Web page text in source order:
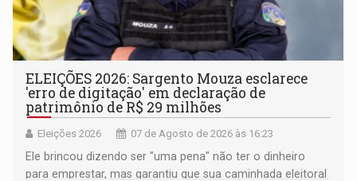
ELEIÇÕES 2026: Sargento Mouza esclarece
'erro de digitação' em declaração de
patrimônio de R$ 29 milhões
Eleições 2026 07 de Agosto de 2026 às 16:23
Ele brincou dizendo ser "uma pena" não ter o dinheiro
para emprestar, mas garantiu que sua caminhada eleitoral